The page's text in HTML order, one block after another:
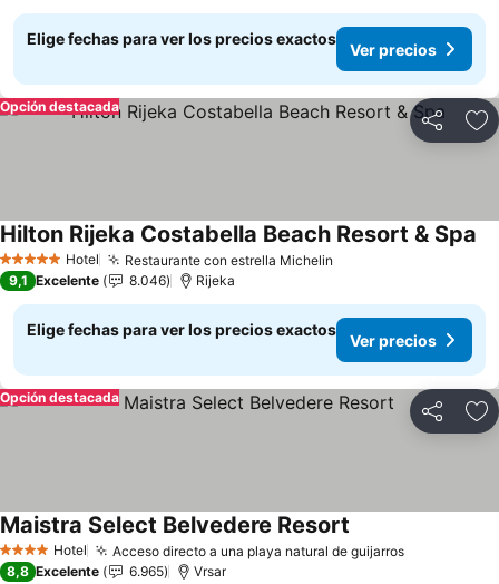
Elige fechas para ver los precios exactos
Ver precios
Compartir
Opción destacada
5 Estrellas Hotel Restaurante con estrella Michelin
Hilton Rijeka Costabella Beach Resort & Spa
9,1 Excelente 8.046 Rijeka
Elige fechas para ver los precios exactos
Ver precios
Compartir
Opción destacada
4 EstrellasHotel Acceso directo a una playa natural de guijarros
Maistra Select Belvedere Resort
8,8 Excelente 6.965 Vrsar